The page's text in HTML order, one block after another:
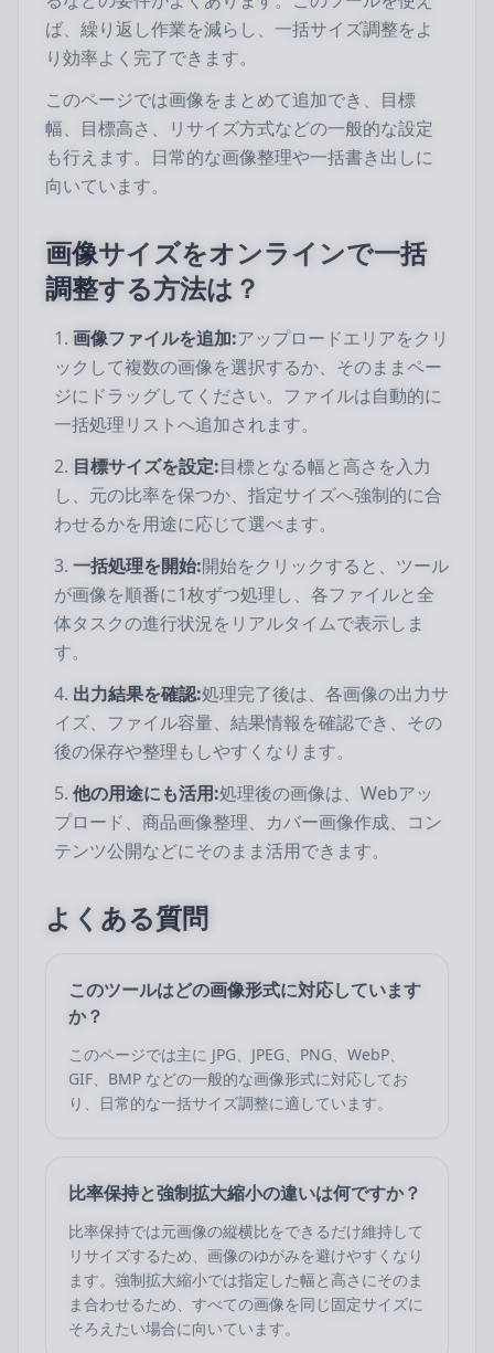
ば、繰り返し作業を減らし、一括サイズ調整をよ
り効率よく完了できます。
このページでは画像をまとめて追加でき、目標
幅、目標高さ、リサイズ方式などの一般的な設定
も行えます。日常的な画像整理や一括書き出しに
向いています。
画像サイズをオンラインで一括
調整する方法は？
画像ファイルを追加:アップロードエリアをクリ
ックして複数の画像を選択するか、そのままペー
ジにドラッグしてください。ファイルは自動的に
一括処理リストへ追加されます。
目標サイズを設定:目標となる幅と高さを入力
し、元の比率を保つか、指定サイズへ強制的に合
わせるかを用途に応じて選べます。
一括処理を開始:開始をクリックすると、ツール
が画像を順番に1枚ずつ処理し、各ファイルと全
体タスクの進行状況をリアルタイムで表示しま
す。
出力結果を確認:処理完了後は、各画像の出力サ
イズ、ファイル容量、結果情報を確認でき、その
後の保存や整理もしやすくなります。
他の用途にも活用:処理後の画像は、Webアッ
プロード、商品画像整理、カバー画像作成、コン
テンツ公開などにそのまま活用できます。
よくある質問
このツールはどの画像形式に対応しています
か？
このページでは主に JPG、JPEG、PNG、WebP、
GIF、BMP などの一般的な画像形式に対応してお
り、日常的な一括サイズ調整に適しています。
比率保持と強制拡大縮小の違いは何ですか？
比率保持では元画像の縦横比をできるだけ維持して
リサイズするため、画像のゆがみを避けやすくなり
ます。強制拡大縮小では指定した幅と高さにそのま
ま合わせるため、すべての画像を同じ固定サイズに
そろえたい場合に向いています。